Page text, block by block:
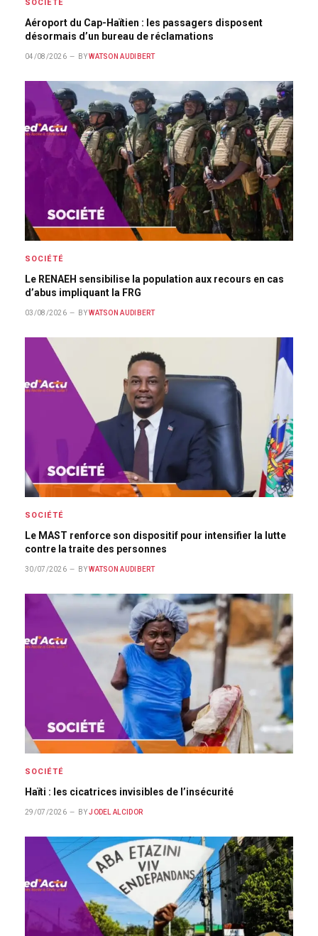
SOCIÉTÉ
Aéroport du Cap-Haïtien : les passagers disposent
désormais d’un bureau de réclamations
04/08/2026 BY WATSON AUDIBERT
SOCIÉTÉ
Le RENAEH sensibilise la population aux recours en cas
d’abus impliquant la FRG
03/08/2026 BY WATSON AUDIBERT
SOCIÉTÉ
Le MAST renforce son dispositif pour intensifier la lutte
contre la traite des personnes
30/07/2026 BY WATSON AUDIBERT
SOCIÉTÉ
Haïti : les cicatrices invisibles de l’insécurité
29/07/2026 BY JODEL ALCIDOR